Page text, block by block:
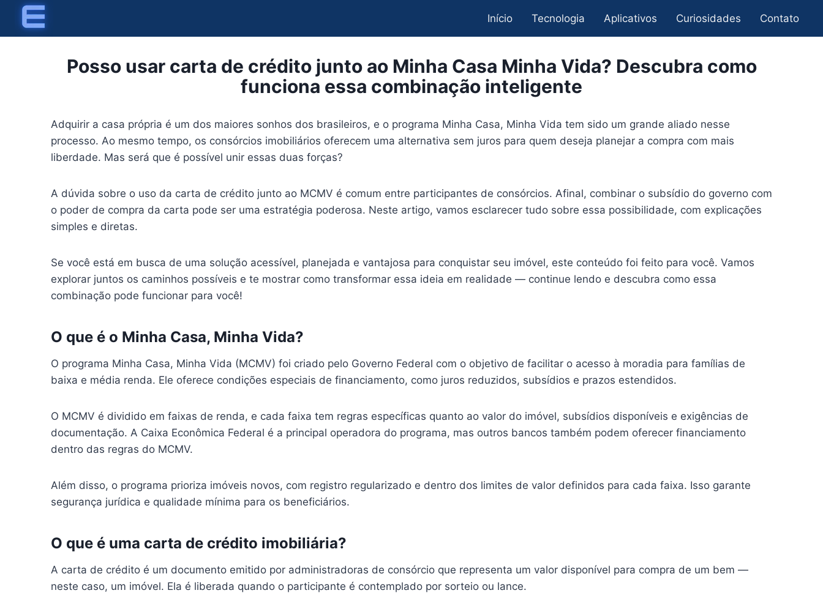
content
Início Tecnologia Aplicativos Curiosidades Contato
Posso usar carta de crédito junto ao Minha Casa Minha Vida? Descubra como
funciona essa combinação inteligente
Adquirir a casa própria é um dos maiores sonhos dos brasileiros, e o programa Minha Casa, Minha Vida tem sido um grande aliado nesse
processo. Ao mesmo tempo, os consórcios imobiliários oferecem uma alternativa sem juros para quem deseja planejar a compra com mais
liberdade. Mas será que é possível unir essas duas forças?
A dúvida sobre o uso da carta de crédito junto ao MCMV é comum entre participantes de consórcios. Afinal, combinar o subsídio do governo com
o poder de compra da carta pode ser uma estratégia poderosa. Neste artigo, vamos esclarecer tudo sobre essa possibilidade, com explicações
simples e diretas.
Se você está em busca de uma solução acessível, planejada e vantajosa para conquistar seu imóvel, este conteúdo foi feito para você. Vamos
explorar juntos os caminhos possíveis e te mostrar como transformar essa ideia em realidade — continue lendo e descubra como essa
combinação pode funcionar para você!
O que é o Minha Casa, Minha Vida?
O programa Minha Casa, Minha Vida (MCMV) foi criado pelo Governo Federal com o objetivo de facilitar o acesso à moradia para famílias de
baixa e média renda. Ele oferece condições especiais de financiamento, como juros reduzidos, subsídios e prazos estendidos.
O MCMV é dividido em faixas de renda, e cada faixa tem regras específicas quanto ao valor do imóvel, subsídios disponíveis e exigências de
documentação. A Caixa Econômica Federal é a principal operadora do programa, mas outros bancos também podem oferecer financiamento
dentro das regras do MCMV.
Além disso, o programa prioriza imóveis novos, com registro regularizado e dentro dos limites de valor definidos para cada faixa. Isso garante
segurança jurídica e qualidade mínima para os beneficiários.
O que é uma carta de crédito imobiliária?
A carta de crédito é um documento emitido por administradoras de consórcio que representa um valor disponível para compra de um bem —
neste caso, um imóvel. Ela é liberada quando o participante é contemplado por sorteio ou lance.